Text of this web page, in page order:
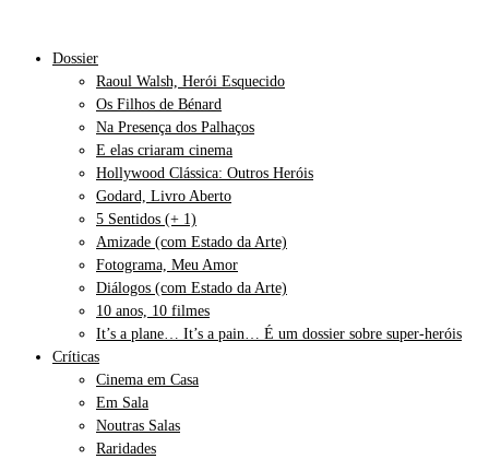
Dossier
Raoul Walsh, Herói Esquecido
Os Filhos de Bénard
Na Presença dos Palhaços
E elas criaram cinema
Hollywood Clássica: Outros Heróis
Godard, Livro Aberto
5 Sentidos (+ 1)
Amizade (com Estado da Arte)
Fotograma, Meu Amor
Diálogos (com Estado da Arte)
10 anos, 10 filmes
It’s a plane… It’s a pain… É um dossier sobre super-heróis
Críticas
Cinema em Casa
Em Sala
Noutras Salas
Raridades